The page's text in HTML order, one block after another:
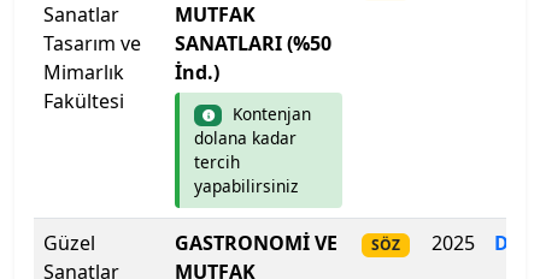
Haliç Üniversitesi
Harran Üniversitesi
Hasan Kalyoncu Üniversitesi
Hatay Mustafa Kemal Üniversitesi
Hitit Üniversitesi
Sanatlar
Tasarım ve
Mimarlık
Fakültesi
MUTFAK
SANATLARI (%50
İnd.)
Kontenjan
dolana kadar
tercih
yapabilirsiniz
Güzel
Sanatlar
GASTRONOMİ VE
MUTFAK
SÖZ 2025